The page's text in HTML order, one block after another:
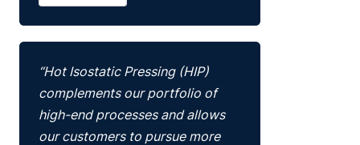
“Hot Isostatic Pressing (HIP)
complements our portfolio of
high-end processes and allows
our customers to pursue more